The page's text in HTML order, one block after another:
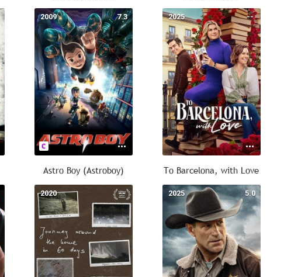
7.3
2009
Astro Boy (Astroboy)
--
2025
To Barcelona, with Love
--
2020 5.0
2025